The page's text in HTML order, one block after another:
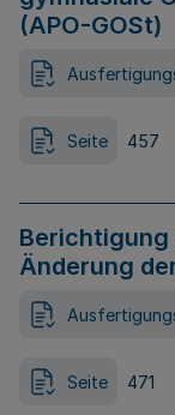
(APO-GOSt)
Seite 457
Berichtigung
Änderung
Seite 471